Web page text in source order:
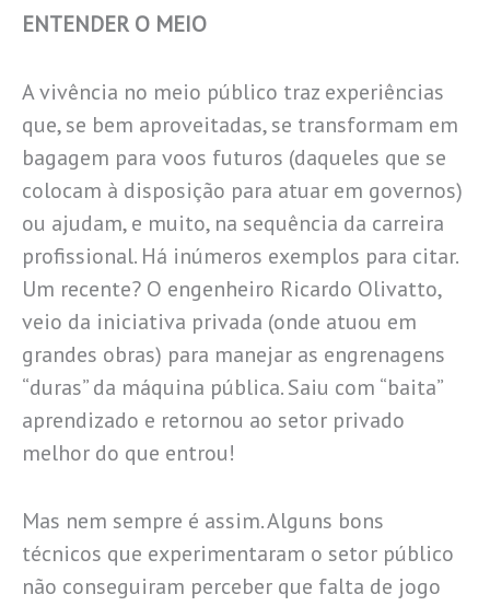
ENTENDER O MEIO
A vivência no meio público traz experiências
que, se bem aproveitadas, se transformam em
bagagem para voos futuros (daqueles que se
colocam à disposição para atuar em governos)
ou ajudam, e muito, na sequência da carreira
profissional. Há inúmeros exemplos para citar.
Um recente? O engenheiro Ricardo Olivatto,
veio da iniciativa privada (onde atuou em
grandes obras) para manejar as engrenagens
“duras” da máquina pública. Saiu com “baita”
aprendizado e retornou ao setor privado
melhor do que entrou!
Mas nem sempre é assim. Alguns bons
técnicos que experimentaram o setor público
não conseguiram perceber que falta de jogo